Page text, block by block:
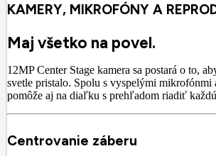
KAMERY, MIKROFÓNY A
Maj všetko na povel.
12MP Center Stage kamera sa postará o to,
svetle pristalo. Spolu s vyspelými mikrofónmi
pomôže aj na diaľku s prehľadom riadiť
Centrovanie záberu